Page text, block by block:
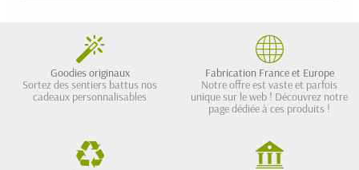
Goodies originaux
Sortez des sentiers battus nos
cadeaux personnalisables
Fabrication France et Europe
Notre offre est vaste et parfois
unique sur le web ! Découvrez notre
page dédiée à ces produits !